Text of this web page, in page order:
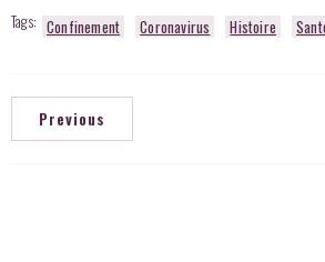
Tags: Confinement Coronavirus Histoire
Previous